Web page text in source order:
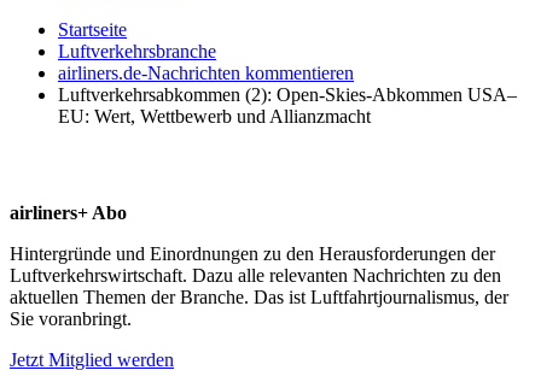
Startseite
Luftverkehrsbranche
airliners.de-Nachrichten kommentieren
Luftverkehrsabkommen (2): Open-Skies-Abkommen USA–
EU: Wert, Wettbewerb und Allianzmacht
airliners+ Abo
Hintergründe und Einordnungen zu den Herausforderungen der
Luftverkehrswirtschaft. Dazu alle relevanten Nachrichten zu den
aktuellen Themen der Branche. Das ist Luftfahrtjournalismus, der
Sie voranbringt.
Jetzt Mitglied werden